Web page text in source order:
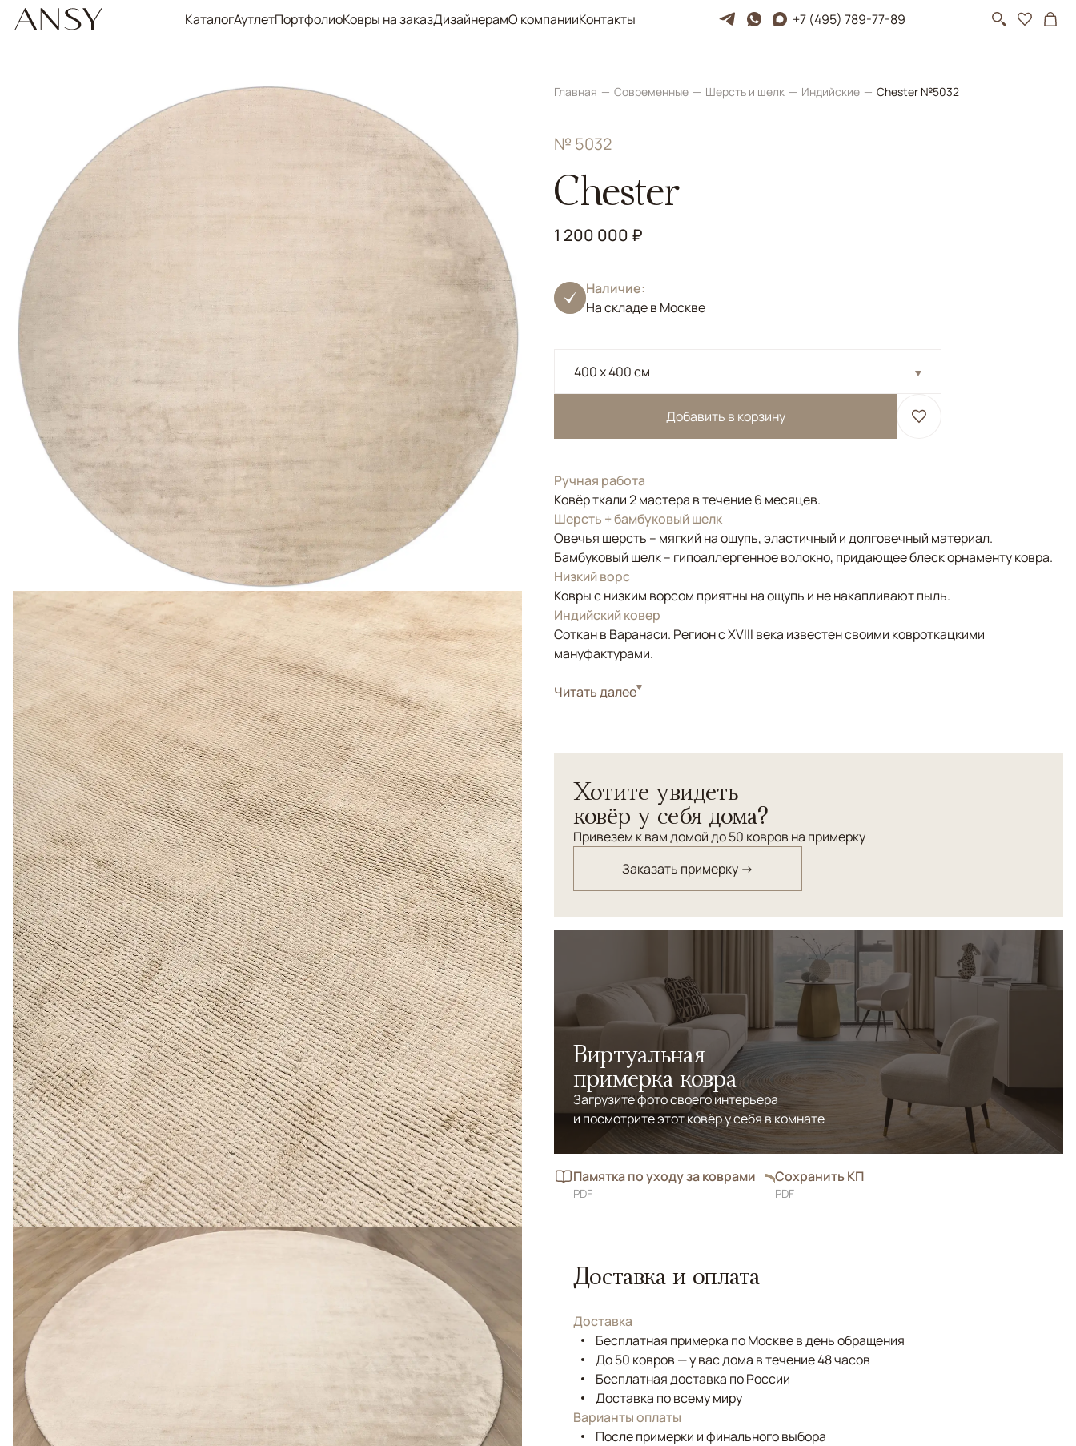
КаталогАутлетПортфолиоКовры на заказДизайнерамО компанииКонтакты +7 (495) 789-77-89
Главная Современные Шерсть и шелк Индийские Chester №5032
№ 5032
Chester
1 200 000 ₽
Наличие:
На складе в Москве
400 x 400 см
Добавить в корзину
Ручная работа
Ковёр ткали 2 мастера в течение 6 месяцев.
Шерсть + бамбуковый шелк
Овечья шерсть – мягкий на ощупь, эластичный и долговечный материал.
Бамбуковый шелк – гипоаллергенное волокно, придающее блеск орнаменту ковра.
Низкий ворс
Ковры с низким ворсом приятны на ощупь и не накапливают пыль.
Индийский ковер
Соткан в Варанаси. Регион с XVIII века известен своими ковроткацкими
мануфактурами.
СтильСовременные
Читать далее
Хотите увидеть
ковёр у себя дома?
Привезем к вам домой до 50 ковров на примерку
Заказать примерку →
Виртуальная
примерка ковра
Загрузите фото своего интерьера
и посмотрите этот ковёр у себя в комнате
Памятка по уходу за коврами
PDF
Сохранить КП
PDF
Доставка и оплата
Доставка
Бесплатная примерка по Москве в день обращения
До 50 ковров — у вас дома в течение 48 часов
Бесплатная доставка по России
Доставка по всему миру
Варианты оплаты
После примерки и финального выбора